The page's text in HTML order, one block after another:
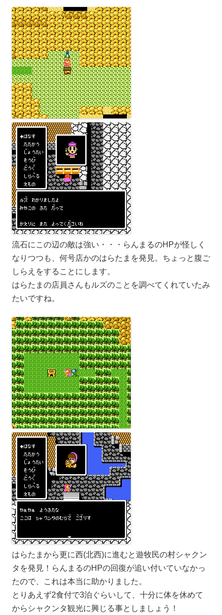
流石にこの辺の敵は強い・・・らんまるのHPが怪しく
なりつつも、何号店かのはらたまを発見。ちょっと腹ご
しらえをすることにします。
はらたまの店員さんもルズのことを調べてくれていたみ
たいですね。
はらたまから更に西(北西)に進むと遊牧民の村シャクン
タを発見！らんまるのHPの回復が追い付いていなかっ
たので、これは本当に助かりました。
とりあえず2食付で3泊ぐらいして、十分に体を休めて
からシャクンタ観光に興じる事としましょう！